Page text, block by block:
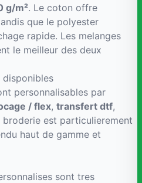
g/m². Le coton offre
que le polyester
rapide. Les melanges
le meilleur des deux
disponibles
personnalisables par
/ flex, transfert dtf,
broderie est particulierement
haut de gamme et
sont tres